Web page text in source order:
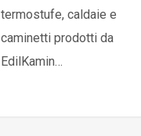
termostufe, caldaie e
caminetti prodotti da
EdilKamin…